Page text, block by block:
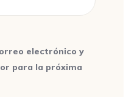
electrónico y
para la próxima